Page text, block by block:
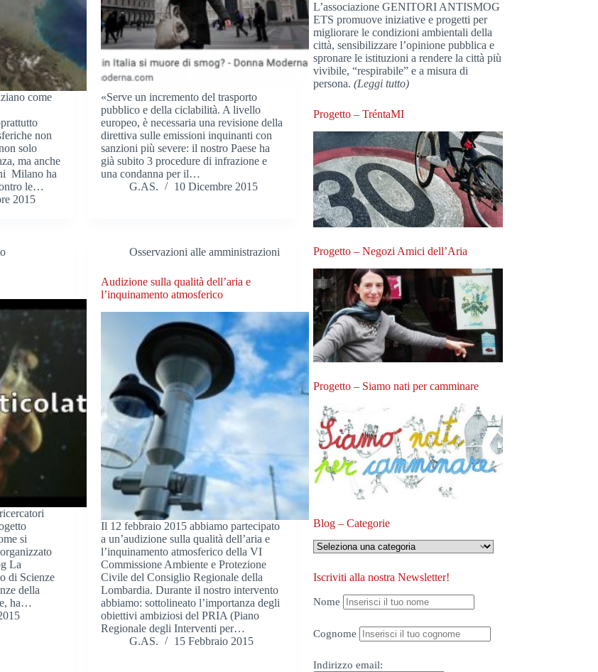
come
non
solo
ma anche
Milano ha
le…
2015
«Serve un incremento del trasporto
pubblico e della ciclabilità. A livello
europeo, è necessaria una revisione della
direttiva sulle emissioni inquinanti con
sanzioni più severe: il nostro Paese ha
già subito 3 procedure di infrazione e
una condanna per il…
G.AS.
10 Dicembre 2015
si
La
di Scienze
della
ha…
Osservazioni alle amministrazioni
Audizione sulla qualità dell’aria e
l’inquinamento atmosferico
Il 12 febbraio 2015 abbiamo partecipato
a un’audizione sulla qualità dell’aria e
l’inquinamento atmosferico della VI
Commissione Ambiente e Protezione
Civile del Consiglio Regionale della
Lombardia. Durante il nostro intervento
abbiamo: sottolineato l’importanza degli
obiettivi ambiziosi del PRIA (Piano
Regionale degli Interventi per…
G.AS.
15 Febbraio 2015
L’associazione GENITORI ANTISMOG
ETS promuove iniziative e progetti per
migliorare le condizioni ambientali della
città, sensibilizzare l’opinione pubblica e
spronare le istituzioni a rendere la città più
vivibile, “respirabile” e a misura di
persona.(Leggi tutto)
Progetto – TréntaMI
Progetto – Negozi Amici dell’Aria
Progetto – Siamo nati per camminare
Blog – Categorie
Blog
–
Iscriviti alla nostra Newsletter!
Nome
Cognome
Indirizzo email: